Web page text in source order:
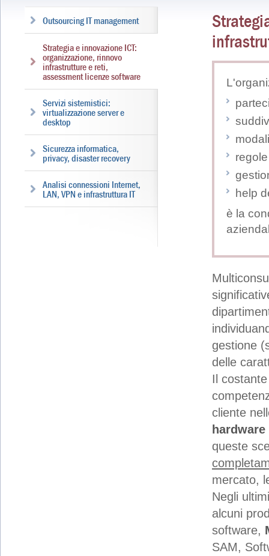
Outsourcing IT management
Strategia e innovazione ICT:
organizzazione, rinnovo
infrastrutture e reti,
assessment licenze software
Servizi sistemistici:
virtualizzazione server e
desktop
Sicurezza informatica,
privacy, disaster recovery
Analisi connessioni Internet,
LAN, VPN e infrastruttura IT
help
è la
gestione
delle
Il
cliente
queste
mercato,
Negli
alcuni
software,
SAM,